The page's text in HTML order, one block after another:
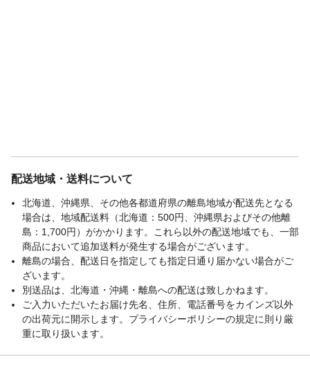
配送地域・送料について
北海道、沖縄県、その他各都道府県の離島地域が配送先となる
場合は、地域配送料（北海道：500円、沖縄県およびその他離
島：1,700円）がかかります。これら以外の配送地域でも、一部
商品において追加送料が発生する場合がございます。
離島の場合、配送日を指定しても指定日通り届かない場合がご
ざいます。
別送品は、北海道・沖縄・離島への配送は致しかねます。
ご入力いただいたお届け先名、住所、電話番号をカインズ以外
の出荷元に開示します。プライバシーポリシーの規定に則り厳
重に取り扱います。